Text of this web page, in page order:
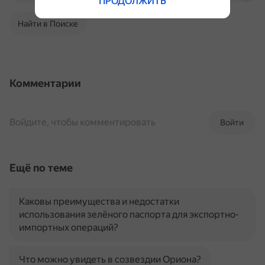
Найти в Поиске
Комментарии
Войти
Войдите, чтобы комментировать
Ещё по теме
Каковы преимущества и недостатки
использования зелёного паспорта для экспортно-
импортных операций?
Что можно увидеть в созвездии Ориона?